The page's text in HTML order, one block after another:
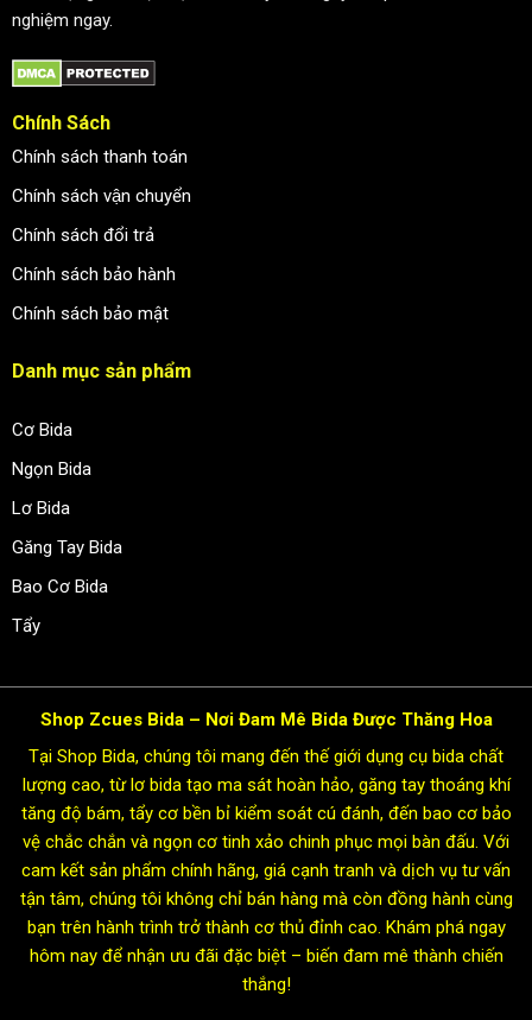
nghiệm ngay.
Chính Sách
Chính sách thanh toán
Chính sách vận chuyển
Chính sách đổi trả
Chính sách bảo hành
Chính sách bảo mật
Danh mục sản phẩm
Cơ Bida
Ngọn Bida
Lơ Bida
Găng Tay Bida
Bao Cơ Bida
Tẩy
Shop Zcues Bida – Nơi Đam Mê Bida Được Thăng Hoa
Tại Shop Bida, chúng tôi mang đến thế giới dụng cụ bida chất
lượng cao, từ lơ bida tạo ma sát hoàn hảo, găng tay thoáng khí
tăng độ bám, tẩy cơ bền bỉ kiểm soát cú đánh, đến bao cơ bảo
vệ chắc chắn và ngọn cơ tinh xảo chinh phục mọi bàn đấu. Với
cam kết sản phẩm chính hãng, giá cạnh tranh và dịch vụ tư vấn
tận tâm, chúng tôi không chỉ bán hàng mà còn đồng hành cùng
bạn trên hành trình trở thành cơ thủ đỉnh cao. Khám phá ngay
hôm nay để nhận ưu đãi đặc biệt – biến đam mê thành chiến
thắng!